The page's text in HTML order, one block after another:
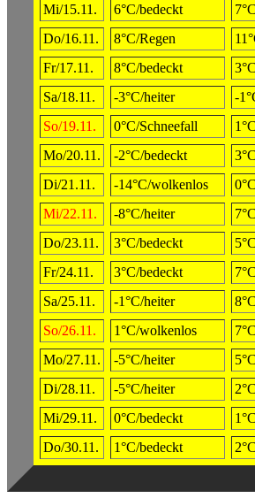
Mi/15.11.
6°C/bedeckt
Do/16.11.
8°C/Regen
Fr/17.11.
8°C/bedeckt
Sa/18.11.
-3°C/heiter -
So/19.11.
0°C/Schneefall
Mo/20.11.
-2°C/bedeckt
Di/21.11.
-14°C/wolkenlos
Mi/22.11.
-8°C/heiter
Do/23.11.
3°C/bedeckt
Fr/24.11.
3°C/bedeckt
Sa/25.11.
-1°C/heiter
So/26.11.
1°C/wolkenlos
Mo/27.11.
-5°C/heiter
Di/28.11.
-5°C/heiter
Mi/29.11.
0°C/bedeckt
Do/30.11.
1°C/bedeckt